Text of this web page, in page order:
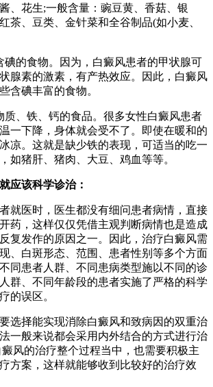
、花生;一般含量：豌豆黄、香菇、银
茶、豆类、金针菜和全谷制品(如小麦、
的食物。因为，白癜风患者的甲状腺可
腺素的激素，有产热效应。因此，白癜风
含碘丰富的食物。
、铁、钙的食品。很多女性白癜风患者
一下降，身体就会受不了。即使在暖和的
凉。这就是缺少铁的表现，可适当的吃一
如猪肝、猪肉、大豆、鸡血等等。
应该科学诊治：
医时，医生都没有细问患者病情，直接
药，这样仅仅凭借主观判断病情也是造成
复发作的原因之一。因此，治疗白癜风需
、白斑形态、范围、患者性别等多个方面
同患者人群、不同患病类型施以不同的诊
群、不同年龄段的患者实施了严格的科学
的误区。
择能实现消除白癜风和致病因的双重治
一般来说都会采用内外结合的方式进行治
风的治疗整个过程当中，也需要积极主
方案，这样就能够收到比较好的治疗效